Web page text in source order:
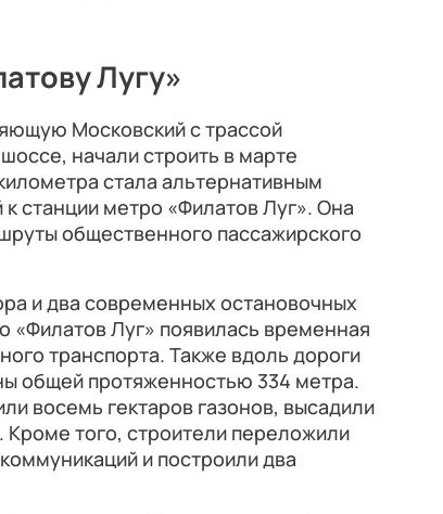
Лугу»
Московский с трассой
начали строить в марте
стала альтернативным
станции метро «Филатов Луг». Она
общественного пассажирского
и два современных остановочных
«Филатов Луг» появилась временная
транспорта. Также вдоль дороги
общей протяженностью 334 метра.
восемь гектаров газонов, высадили
Кроме того, строители переложили
и построили два